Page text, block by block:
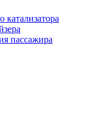
катализатора
пассажира